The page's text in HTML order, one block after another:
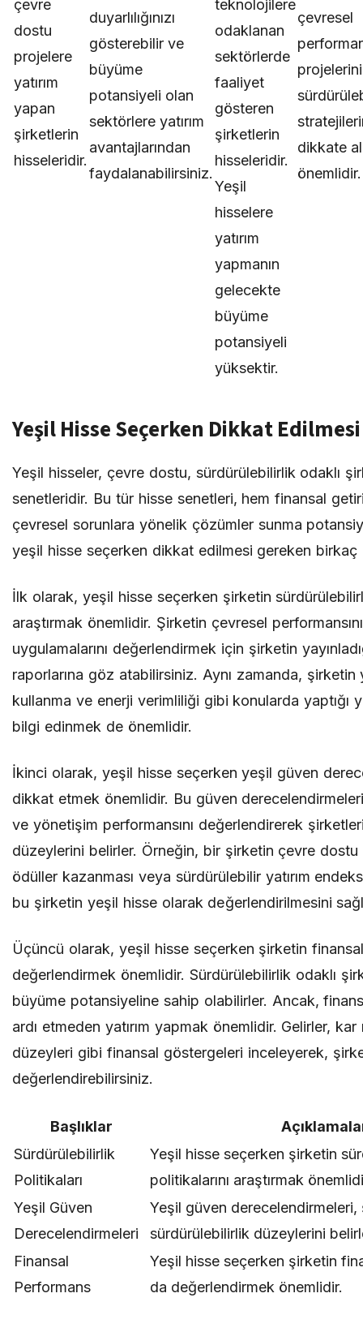
çevre
dostu
projelere
yatırım
yapan
şirketlerin
hisseleridir.
duyarlılığınızı
gösterebilir ve
büyüme
potansiyeli olan
sektörlere yatırım
avantajlarından
faydalanabilirsiniz.
teknolojilere
odaklanan
sektörlerde
faaliyet
gösteren
şirketlerin
hisseleridir.
Yeşil
hisselere
yatırım
yapmanın
gelecekte
büyüme
potansiyeli
yüksektir.
çevresel
dikkate
önemlidir.
Yeşil Hisse Seçerken Dikkat
Yeşil hisseler, çevre dostu, sürdürülebilirlik odaklı
senetleridir. Bu tür hisse senetleri, hem finansal
çevresel sorunlara yönelik çözümler sunma
yeşil hisse seçerken dikkat edilmesi gereken birkaç
İlk olarak, yeşil hisse seçerken şirketin
araştırmak önemlidir. Şirketin çevresel
uygulamalarını değerlendirmek için şirketin
raporlarına göz atabilirsiniz. Aynı zamanda,
kullanma ve enerji verimliliği gibi konularda yaptığı
bilgi edinmek de önemlidir.
İkinci olarak, yeşil hisse seçerken yeşil güven
dikkat etmek önemlidir. Bu güven
ve yönetişim performansını değerlendirerek
düzeylerini belirler. Örneğin, bir şirketin çevre dostu
ödüller kazanması veya sürdürülebilir yatırım
bu şirketin yeşil hisse olarak değerlendirilmesini
Üçüncü olarak, yeşil hisse seçerken şirketin finansal
değerlendirmek önemlidir. Sürdürülebilirlik odaklı
büyüme potansiyeline sahip olabilirler. Ancak,
ardı etmeden yatırım yapmak önemlidir. Gelirler,
düzeyleri gibi finansal göstergeleri inceleyerek,
değerlendirebilirsiniz.
Başlıklar
Sürdürülebilirlik
Politikaları
Yeşil hisse seçerken şirketin
politikalarını araştırmak
Yeşil Güven
Derecelendirmeleri
Yeşil güven derecelendirmeleri,
sürdürülebilirlik düzeylerini
Finansal
Performans
Yeşil hisse seçerken şirketin
da değerlendirmek önemlidir.